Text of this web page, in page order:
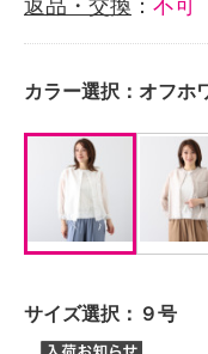
返品・交換 ： 不可
カラー選択： オフホ
サイズ選択： ９号